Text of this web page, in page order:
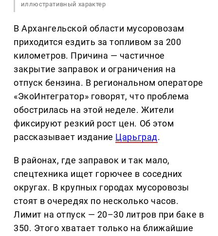
иллюстративный характер
В Архангельской области мусоровозам
приходится ездить за топливом за 200
километров. Причина — частичное
закрытие заправок и ограничения на
отпуск бензина. В региональном операторе
«ЭкоИнтегратор» говорят, что проблема
обострилась на этой неделе. Жители
фиксируют резкий рост цен. Об этом
рассказывает издание Царьград.
В районах, где заправок и так мало,
спецтехника ищет горючее в соседних
округах. В крупных городах мусоровозы
стоят в очередях по несколько часов.
Лимит на отпуск — 20–30 литров при баке в
350. Этого хватает только на ближайшие